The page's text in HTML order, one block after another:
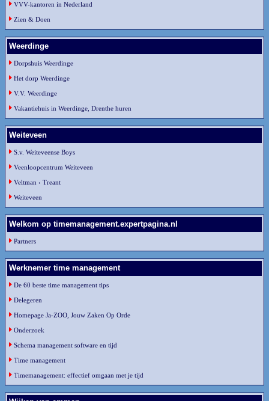
VVV-kantoren in Nederland
Zien & Doen
Weerdinge
Dorpshuis Weerdinge
Het dorp Weerdinge
V.V. Weerdinge
Vakantiehuis in Weerdinge, Drenthe huren
Weiteveen
S.v. Weiteveense Boys
Veenloopcentrum Weiteveen
Veltman › Treant
Weiteveen
Welkom op timemanagement.expertpagina.nl
Partners
Werknemer time management
De 60 beste time management tips
Delegeren
Homepage Ja-ZOO, Jouw Zaken Op Orde
Onderzoek
Schema management software en tijd
Time management
Timemanagement: effectief omgaan met je tijd